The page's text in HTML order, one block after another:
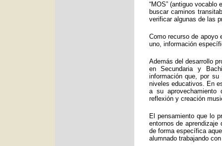
“MOS” (antiguo
buscar caminos
verificar algunas de las
Como recurso de
uno, información
Además del desarrollo
en Secundaria y
información que, por
niveles educativos. En
a su aprovechamiento
reflexión y creación
El pensamiento que lo
entornos de aprendizaje
de forma específica
alumnado trabajando